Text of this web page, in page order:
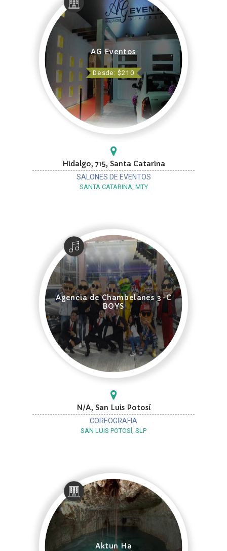
AG Eventos
Desde: $210
Hidalgo, 715, Santa Catarina
SALONES DE EVENTOS
SANTA CATARINA, MTY
Agencia de Chambelanes 3-C
BOYS
N/A, San Luis Potosí
COREOGRAFIA
SAN LUIS POTOSÍ, SLP
Aktun Ha